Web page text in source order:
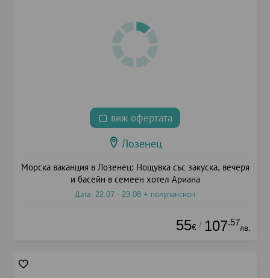
виж офертата
Лозенец
Морска ваканция в Лозенец: Нощувка със закуска, вечеря
и басейн в семеен хотел Ариана
Дата: 22.07 - 23.08 + полупансион
55€ / 107.57
лв.